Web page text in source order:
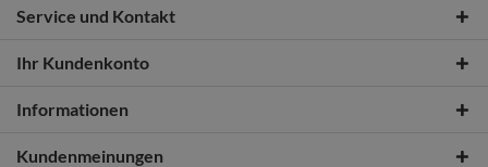
Service und Kontakt
Ihr Kundenkonto
Informationen
Kundenmeinungen